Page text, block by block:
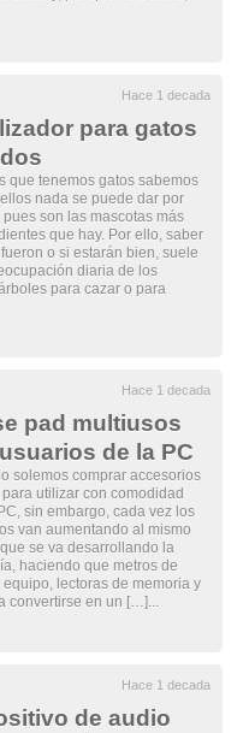
Hace 1 decada
para gatos
que tenemos gatos sabemos
nada se puede dar por
pues son las mascotas más
que hay. Por ello, saber
o si estarán bien, suele
diaria de los
para cazar o para
Hace 1 decada
pad multiusos
de la PC
solemos comprar accesorios
utilizar con comodidad
sin embargo, cada vez los
van aumentando al mismo
se va desarrollando la
haciendo que metros de
lectoras de memoria y
convertirse en un […]...
Hace 1 decada
de audio